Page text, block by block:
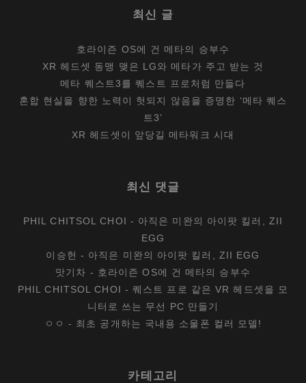
최신 글
호라이즌 OS에 건 메타의 승부수
XR 헤드셋 동맹 맺은 LG와 메타가 주고 받는 것
메타 퀘스트3를 퀘스트 프로처럼 만들다
혼합 현실을 향한 노력이 헛되지 않음을 증명한 ‘메타 퀘스
트3’
XR 헤드셋이 앞당길 메타워크 시대
최신 댓글
PHIL CHITSOL CHOI - 아직은 미완의 아이팟 킬러, ZII
EGG
이승헌 - 아직은 미완의 아이팟 킬러, ZII EGG
맛기차 - 호라이즌 OS에 건 메타의 승부수
PHIL CHITSOL CHOI -퀘스트 프로 같은 VR 헤드셋을 모
니터로 쓰는 무선 PC 만들기
ㅇㅇ - 최초 공개하는 국내용 소울폰 컬러 모델!
카테고리